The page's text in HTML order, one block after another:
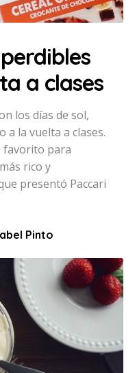
a clases
los días de sol,
a la vuelta a clases.
favorito para
rico y
presentó Paccari
Pinto